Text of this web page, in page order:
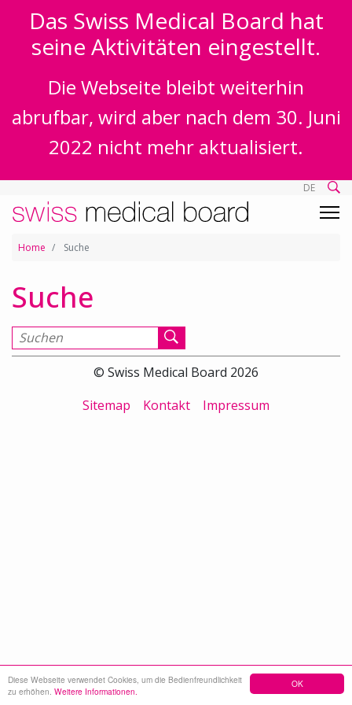
OK
Diese Webseite verwendet Cookies, um die Bedienfreundlichkeit
zu erhöhen. Weitere Informationen.
Das Swiss Medical Board hat
seine Aktivitäten eingestellt.
Die Webseite bleibt weiterhin
abrufbar, wird aber nach dem 30. Juni
2022 nicht mehr aktualisiert.
DE
Home Suche
Suche
Suchen nach
© Swiss Medical Board 2026
Sitemap
Kontakt Impressum